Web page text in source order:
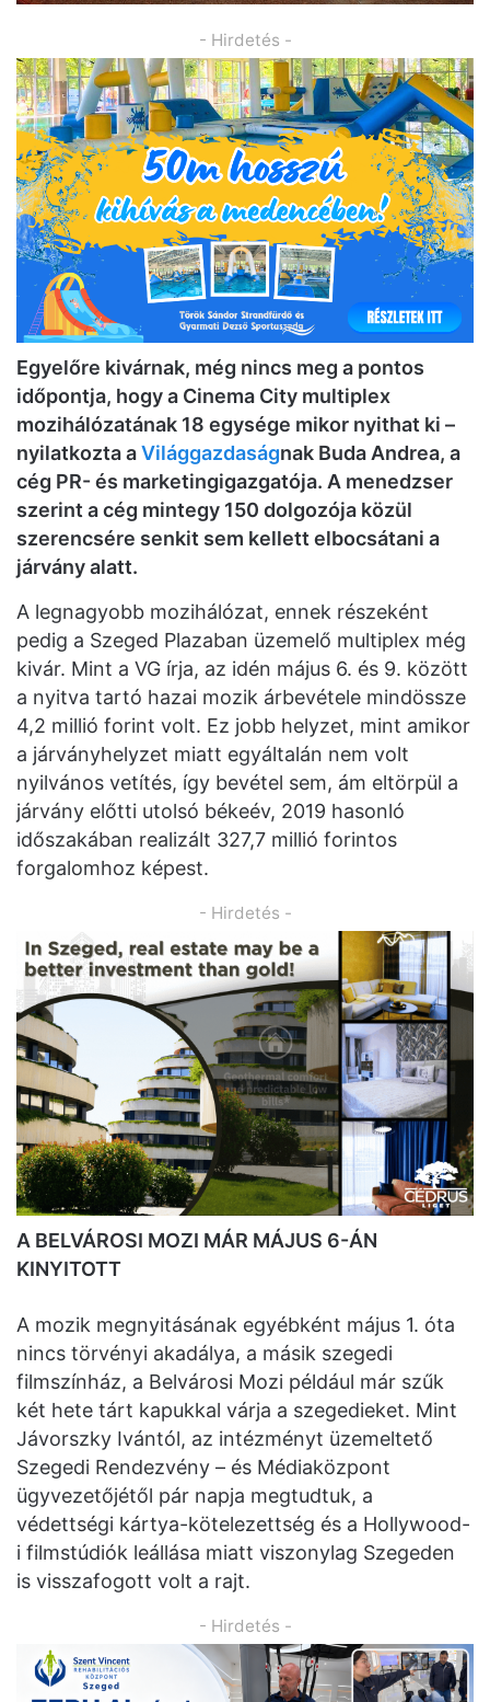
- Hirdetés -
Egyelőre kivárnak, még nincs meg a pontos
időpontja, hogy a Cinema City multiplex
mozihálózatának 18 egysége mikor nyithat ki –
nyilatkozta aVilággazdaságnak Buda Andrea, a
cég PR- és marketingigazgatója. A menedzser
szerint a cég mintegy 150 dolgozója közül
szerencsére senkit sem kellett elbocsátani a
járvány alatt.
A legnagyobb mozihálózat, ennek részeként
pedig a Szeged Plazaban üzemelő multiplex még
kivár. Mint a VG írja, az idén május 6. és 9. között
a nyitva tartó hazai mozik árbevétele mindössze
4,2 millió forint volt. Ez jobb helyzet, mint amikor
a járványhelyzet miatt egyáltalán nem volt
nyilvános vetítés, így bevétel sem, ám eltörpül a
járvány előtti utolsó békeév, 2019 hasonló
időszakában realizált 327,7 millió forintos
forgalomhoz képest.
- Hirdetés -
A BELVÁROSI MOZI MÁR MÁJUS 6-ÁN
KINYITOTT
A mozik megnyitásának egyébként május 1. óta
nincs törvényi akadálya, a másik szegedi
filmszínház, a Belvárosi Mozi például már szűk
két hete tárt kapukkal várja a szegedieket. Mint
Jávorszky Ivántól, az intézményt üzemeltető
Szegedi Rendezvény – és Médiaközpont
ügyvezetőjétől pár napja megtudtuk, a
védettségi kártya-kötelezettség és a Hollywood-
i filmstúdiók leállása miatt viszonylag Szegeden
is visszafogott volt a rajt.
- Hirdetés -